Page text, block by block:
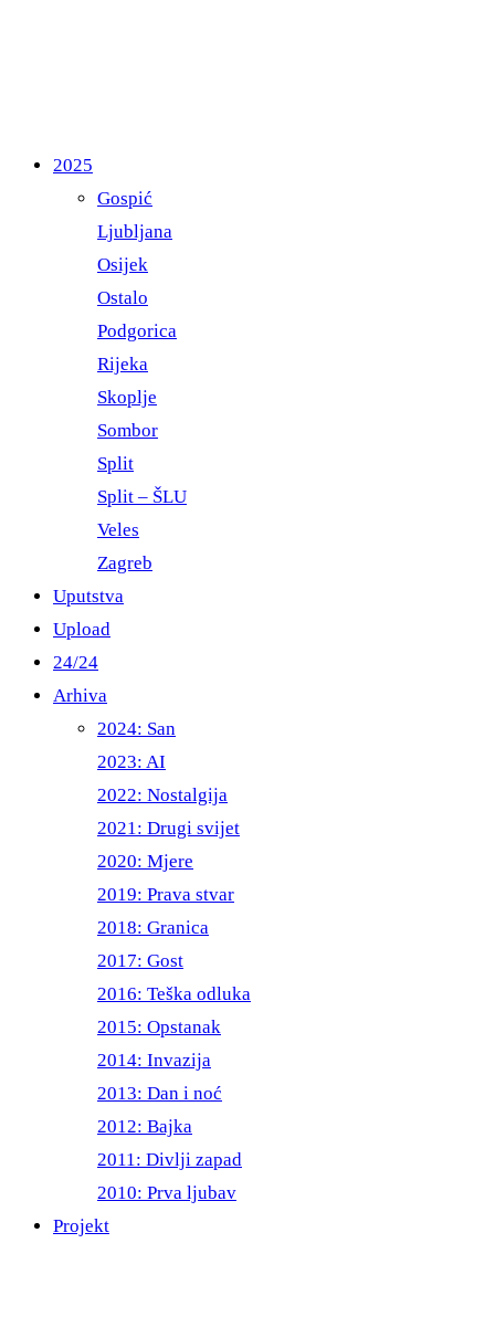
2025
Gospić
Ljubljana
Osijek
Ostalo
Podgorica
Rijeka
Skoplje
Sombor
Split
Split – ŠLU
Veles
Zagreb
Uputstva
Upload
24/24
Arhiva
2024: San
2023: AI
2022: Nostalgija
2021: Drugi svijet
2020: Mjere
2019: Prava stvar
2018: Granica
2017: Gost
2016: Teška odluka
2015: Opstanak
2014: Invazija
2013: Dan i noć
2012: Bajka
2011: Divlji zapad
2010: Prva ljubav
Projekt